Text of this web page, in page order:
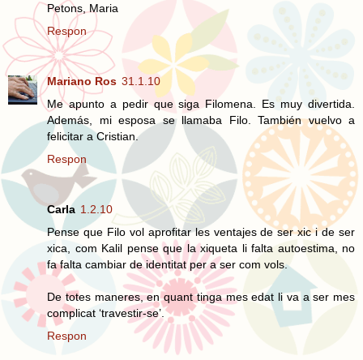
Petons, Maria
Respon
Mariano Ros 31.1.10
Me apunto a pedir que siga Filomena. Es muy divertida.
Además, mi esposa se llamaba Filo. También vuelvo a
felicitar a Cristian.
Respon
Carla 1.2.10
Pense que Filo vol aprofitar les ventajes de ser xic i de ser
xica, com Kalil pense que la xiqueta li falta autoestima, no
fa falta cambiar de identitat per a ser com vols.
De totes maneres, en quant tinga mes edat li va a ser mes
complicat ‘travestir-se’.
Respon